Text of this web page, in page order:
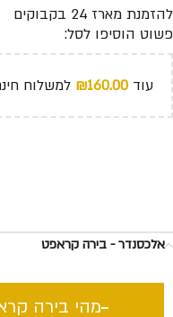
להזמנת מארז 24 בקבוקים
פשוט הוסיפו לסל:
עוד ₪160.00 למשלוח
אלכסנדר - בירה קראפט
מהי בירה